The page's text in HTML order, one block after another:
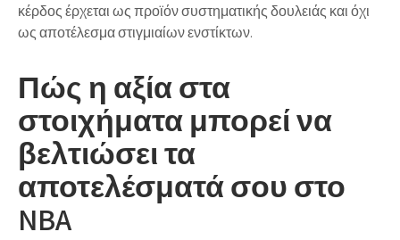
κέρδος έρχεται ως προϊόν συστηματικής δουλειάς και όχι
ως αποτέλεσμα στιγμιαίων ενστίκτων.
Πώς η αξία στα
στοιχήματα μπορεί να
βελτιώσει τα
αποτελέσματά σου στο
NBA